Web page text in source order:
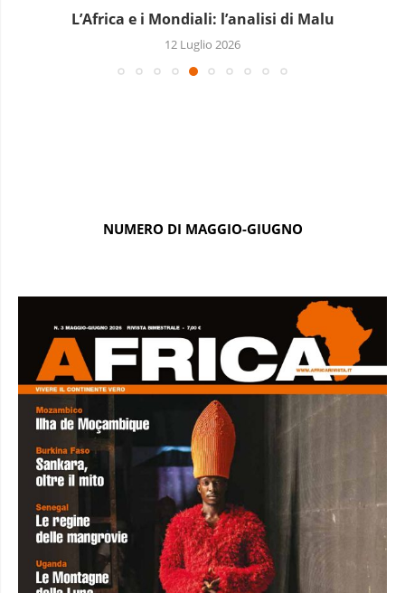
L’Africa e i Mondiali: l’analisi di Malu
12 Luglio 2026
NUMERO DI MAGGIO-GIUGNO